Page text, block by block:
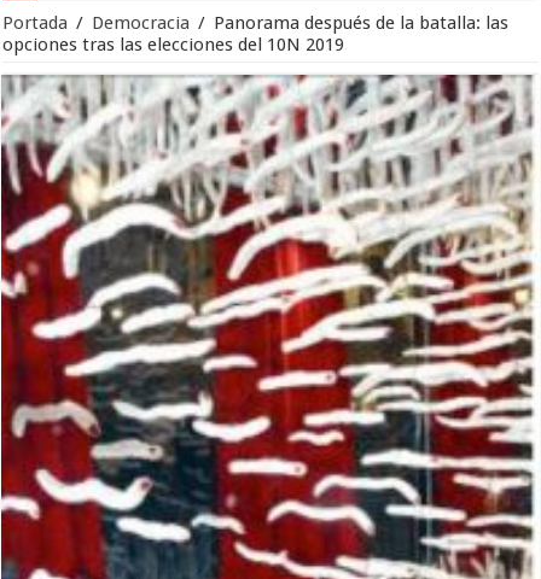
Portada / Democracia / Panorama después de la batalla: las
opciones tras las elecciones del 10N 2019